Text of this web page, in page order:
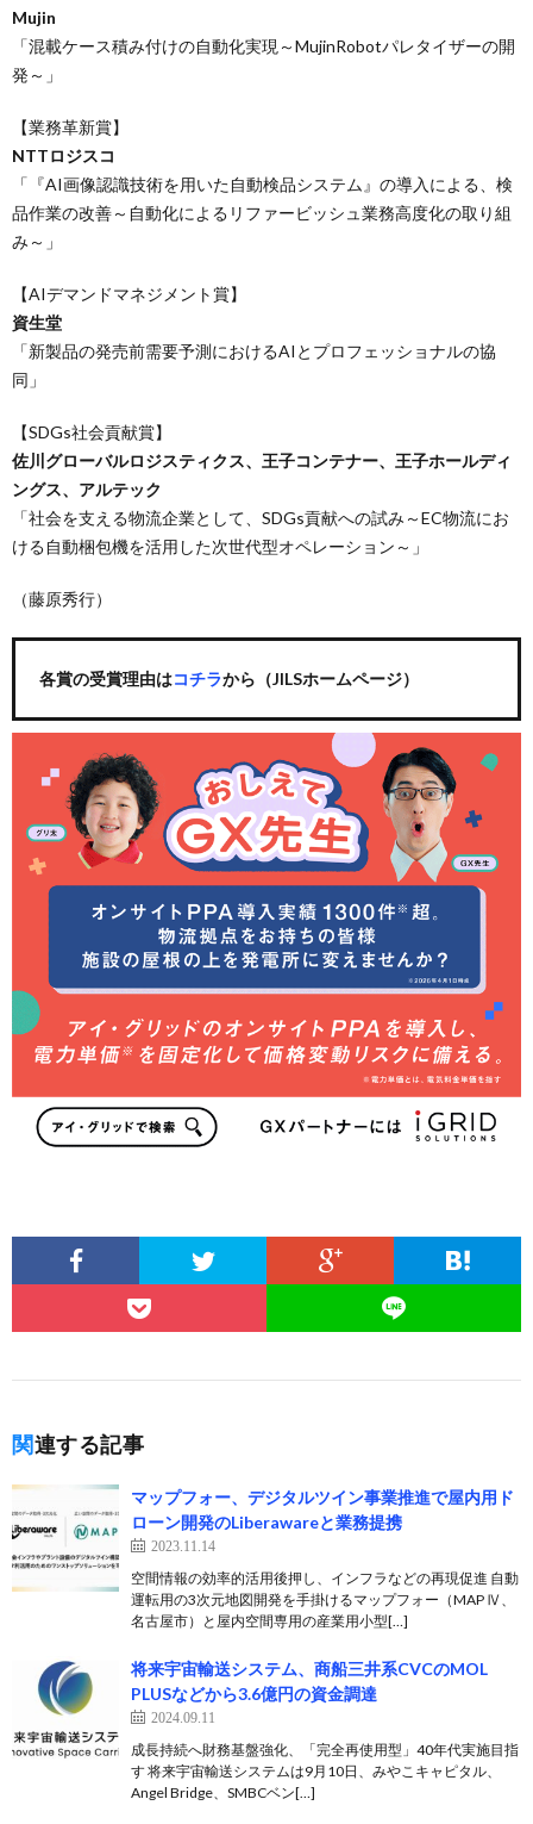
Mujin
「混載ケース積み付けの自動化実現～MujinRobotパレタイザーの開
発～」
【業務革新賞】
NTTロジスコ
「『AI画像認識技術を用いた自動検品システム』の導入による、検
品作業の改善～自動化によるリファービッシュ業務高度化の取り組
み～」
【AIデマンドマネジメント賞】
資生堂
「新製品の発売前需要予測におけるAIとプロフェッショナルの協
同」
【SDGs社会貢献賞】
佐川グローバルロジスティクス、王子コンテナー、王子ホールディ
ングス、アルテック
「社会を支える物流企業として、SDGs貢献への試み～EC物流にお
ける自動梱包機を活用した次世代型オペレーション～」
（藤原秀行）
各賞の受賞理由はコチラから（JILSホームページ）
関連する記事
マップフォー、デジタルツイン事業推進で屋内用ド
ローン開発のLiberawareと業務提携
2023.11.14
空間情報の効率的活用後押し、インフラなどの再現促進 自動
運転用の3次元地図開発を手掛けるマップフォー（MAP Ⅳ、
名古屋市）と屋内空間専用の産業用小型[…]
将来宇宙輸送システム、商船三井系CVCのMOL
PLUSなどから3.6億円の資金調達
2024.09.11
成長持続へ財務基盤強化、「完全再使用型」40年代実施目指
す 将来宇宙輸送システムは9月10日、みやこキャピタル、
Angel Bridge、SMBCベン[…]